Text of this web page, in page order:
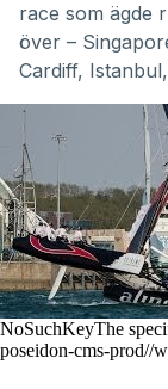
race som ägde
över –
Cardiff,